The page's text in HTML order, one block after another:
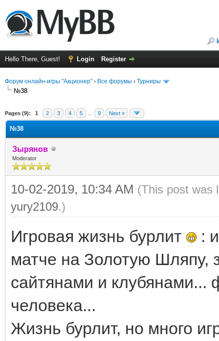
Hello There, Guest! Login Register
Форум онлайн-игры "Акционер" › Все форумы › Турниры
№38
Pages (9): 1 2 3 4 5 9 Next »
№38
Зырянов
Moderator
10-02-2019, 10:34 AM (This post was
yury2109.)
Игровая жизнь бурлит
:
матче на Золотую Шляпу,
сайтянами и
человека...
Жизнь бурлит, но много